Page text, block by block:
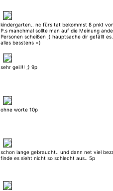
kindergarten.. nc fürs tat bekommst 8 pnkt
P.s manchmal sollte man auf die Meinung
Personen scheißen ;) hauptsache dir gefällt
alles besstens =)
sehr geil!!! ;) 9p
ohne worte 10p
schon lange gebraucht.. und dann net viel
finde es sieht nicht so schlecht aus.. 5p